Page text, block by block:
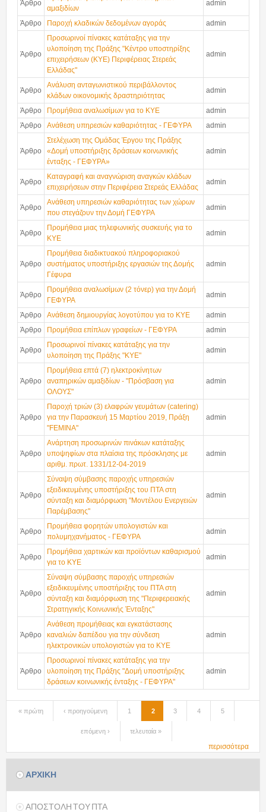
Προμήθειες
Ανάρτηση προσωρινών πινάκων κατάταξης...
14/07/2026 - 09:49
Πρόσκληση εκδήλωσης ενδιαφέροντος
30/06/2026 - 14:40
Διαύγεια
Προσκλήσεις
Επικοινωνία
Άρθρο
αμαξιδίων
admin
Άρθρο Παροχή κλαδικών δεδομένων αγοράς admin
Άρθρο
Προσωρινοί πίνακες κατάταξης για την
υλοποίηση της Πράξης "Κέντρο υποστηρίξης
επιχειρήσεων (ΚΥΕ) Περιφέρειας Στερεάς
Ελλάδας"
admin
Άρθρο
Ανάλυση ανταγωνιστικού περιβάλλοντος
κλάδων οικονομικής δραστηριότητας
admin
Άρθρο Προμήθεια αναλωσίμων για το ΚΥΕ
admin
Άρθρο
Ανάθεση υπηρεσιών καθαριότητας - ΓΕΦΥΡΑ admin
Άρθρο
Στελέχωση της Ομάδας Έργου της Πράξης
«Δομή υποστήριξης δράσεων κοινωνικής
ένταξης - ΓΕΦΥΡΑ»
admin
Άρθρο
Καταγραφή και αναγνώριση αναγκών κλάδων
επιχειρήσεων στην Περιφέρεια Στερεάς Ελλάδας
admin
Άρθρο
Ανάθεση υπηρεσιών καθαριότητας των χώρων
που στεγάζουν την Δομή ΓΕΦΥΡΑ
admin
Άρθρο
Προμήθεια μιας τηλεφωνικής συσκευής για το
ΚΥΕ
admin
Άρθρο
Προμήθεια διαδικτυακού πληροφοριακού
συστήματος υποστήριξης εργασιών της Δομής
Γέφυρα
admin
Άρθρο
Προμήθεια αναλωσίμων (2 τόνερ) για την Δομή
ΓΕΦΥΡΑ
admin
Άρθρο Ανάθεση δημιουργίας λογοτύπου για το ΚΥΕ
admin
Άρθρο
Προμήθεια επίπλων γραφείων - ΓΕΦΥΡΑ admin
Άρθρο
Προσωρινοί πίνακες κατάταξης για την
υλοποίηση της Πράξης "ΚΥΕ"
admin
Άρθρο
Προμήθεια επτά (7) ηλεκτροκίνητων
αναπηρικών αμαξιδίων - "Πρόσβαση για
ΟΛΟΥΣ"
admin
Άρθρο
Παροχή τριών (3) ελαφρών γευμάτων (catering)
για την Παρασκευή 15 Μαρτίου 2019, Πράξη
"FEMINA"
admin
Άρθρο
Ανάρτηση προσωρινών πινάκων κατάταξης
υποψηφίων στα πλαίσια της πρόσκλησης με
αριθμ. πρωτ. 1331/12-04-2019
admin
Άρθρο
Σύναψη σύμβασης παροχής υπηρεσιών
εξειδικευμένης υποστήριξης του ΠΤΑ στη
σύνταξη και διαμόρφωση "Μοντέλου Ενεργειών
Παρέμβασης"
admin
Άρθρο
Προμήθεια φορητών υπολογιστών και
πολυμηχανήματος - ΓΕΦΥΡΑ
admin
Άρθρο
Προμήθεια χαρτικών και προϊόντων καθαρισμού
για το ΚΥΕ
admin
Άρθρο
Σύναψη σύμβασης παροχής υπηρεσιών
εξειδικευμένης υποστήριξης του ΠΤΑ στη
σύνταξη και διαμόρφωση της "Περιφερειακής
Στρατηγικής Κοινωνικής Ένταξης"
admin
Άρθρο
Ανάθεση προμήθειας και εγκατάστασης
καναλιών δαπέδου για την σύνδεση
ηλεκτρονικών υπολογιστών για το ΚΥΕ
admin
Άρθρο
Προσωρινοί πίνακες κατάταξης για την
υλοποίηση της Πράξης "Δομή υποστήριξης
δράσεων κοινωνικής ένταξης - ΓΕΦΥΡΑ"
admin
Σελίδες
« πρώτη ‹ προηγούμενη 1 2 3 4 5
επόμενη › τελευταία »
περισσότερα
ΑΡΧΙΚΗ
ΑΠΟΣΤΟΛΗ ΤΟΥ ΠΤΑ